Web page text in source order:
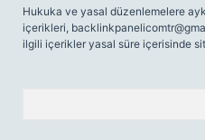
Hukuka ve yasal düzenlemelere
içerikleri,
ilgili içerikler yasal süre içerisinde